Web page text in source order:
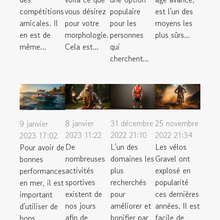
compétitions
amicales. Il
en est de
même...
vous désirez
pour votre
morphologie.
Cela est...
populaire
pour les
personnes
qui
cherchent...
est l'un des
moyens les
plus sûrs...
9 janvier
2023 17:02
Pour avoir de
bonnes
performances
en mer, il est
important
d'utiliser de
8 janvier
2023 11:22
De
nombreuses
activités
sportives
existent de
nos jours
afin de
31 décembre
2022 21:10
L'un des
domaines les
plus
recherchés
pour
améliorer et
bonifier par
25 novembre
2022 21:34
Les vélos
Gravel ont
explosé en
popularité
ces dernières
années. Il est
facile de